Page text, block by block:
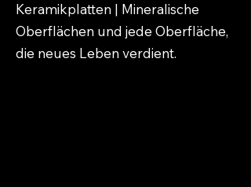
Keramikplatten | Mineralische
Oberflächen und jede Oberfläche,
die neues Leben verdient.